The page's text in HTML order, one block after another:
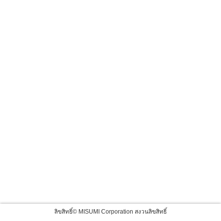
ลิขสิทธิ์© MISUMI Corporation สงวนลิขสิทธิ์